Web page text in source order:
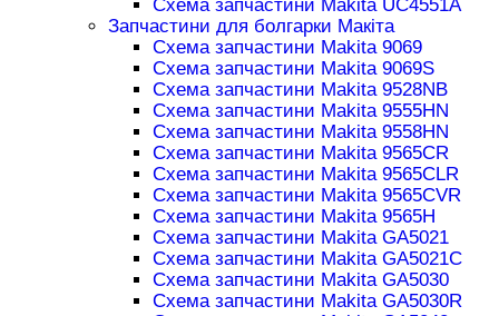
Схема запчастини Makita UC4551A
Запчастини для болгарки Макіта
Схема запчастини Makita 9069
Схема запчастини Makita 9069S
Схема запчастини Makita 9528NB
Схема запчастини Makita 9555HN
Схема запчастини Makita 9558HN
Схема запчастини Makita 9565CR
Схема запчастини Makita 9565CLR
Схема запчастини Makita 9565CVR
Схема запчастини Makita 9565H
Схема запчастини Makita GA5021
Схема запчастини Makita GA5021C
Схема запчастини Makita GA5030
Схема запчастини Makita GA5030R